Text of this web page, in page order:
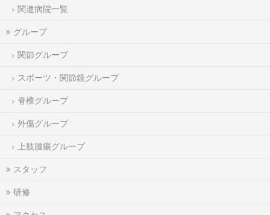
関連病院一覧
グループ
関節グループ
スポーツ・関節鏡グループ
脊椎グループ
外傷グループ
上肢腫瘍グループ
スタッフ
研修